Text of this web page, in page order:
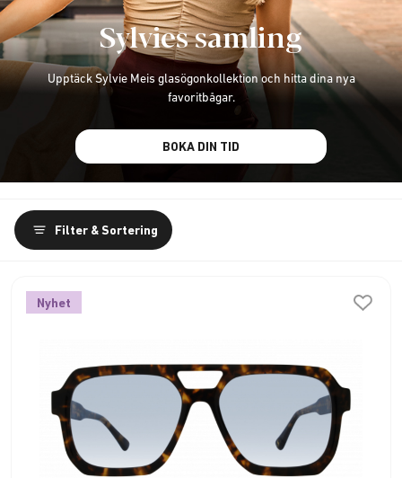
Sylvies samling
Upptäck Sylvie Meis glasögonkollektion och hitta dina nya
favoritbågar.
BOKA DIN TID
Filter & Sortering
Nyhet